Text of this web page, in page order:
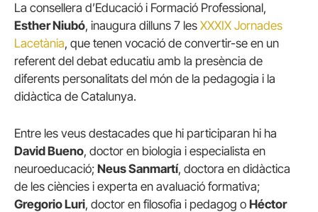
La consellera d’Educació i Formació Professional,
Esther Niubó, inaugura dilluns 7 les XXXIX Jornades
Lacetània, que tenen vocació de convertir-se en un
referent del debat educatiu amb la presència de
diferents personalitats del món de la pedagogia i la
didàctica de Catalunya.
Entre les veus destacades que hi participaran hi ha
David Bueno, doctor en biologia i especialista en
neuroeducació; Neus Sanmartí, doctora en didàctica
de les ciències i experta en avaluació formativa;
Gregorio Luri, doctor en filosofia i pedagog o Héctor